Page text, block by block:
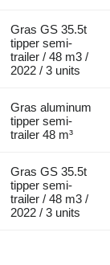
Gras GS 35.5t
tipper semi-
trailer / 48 m3 /
2022 / 3 units
Gras aluminum
tipper semi-
trailer 48 m³
Gras GS 35.5t
tipper semi-
trailer / 48 m3 /
2022 / 3 units